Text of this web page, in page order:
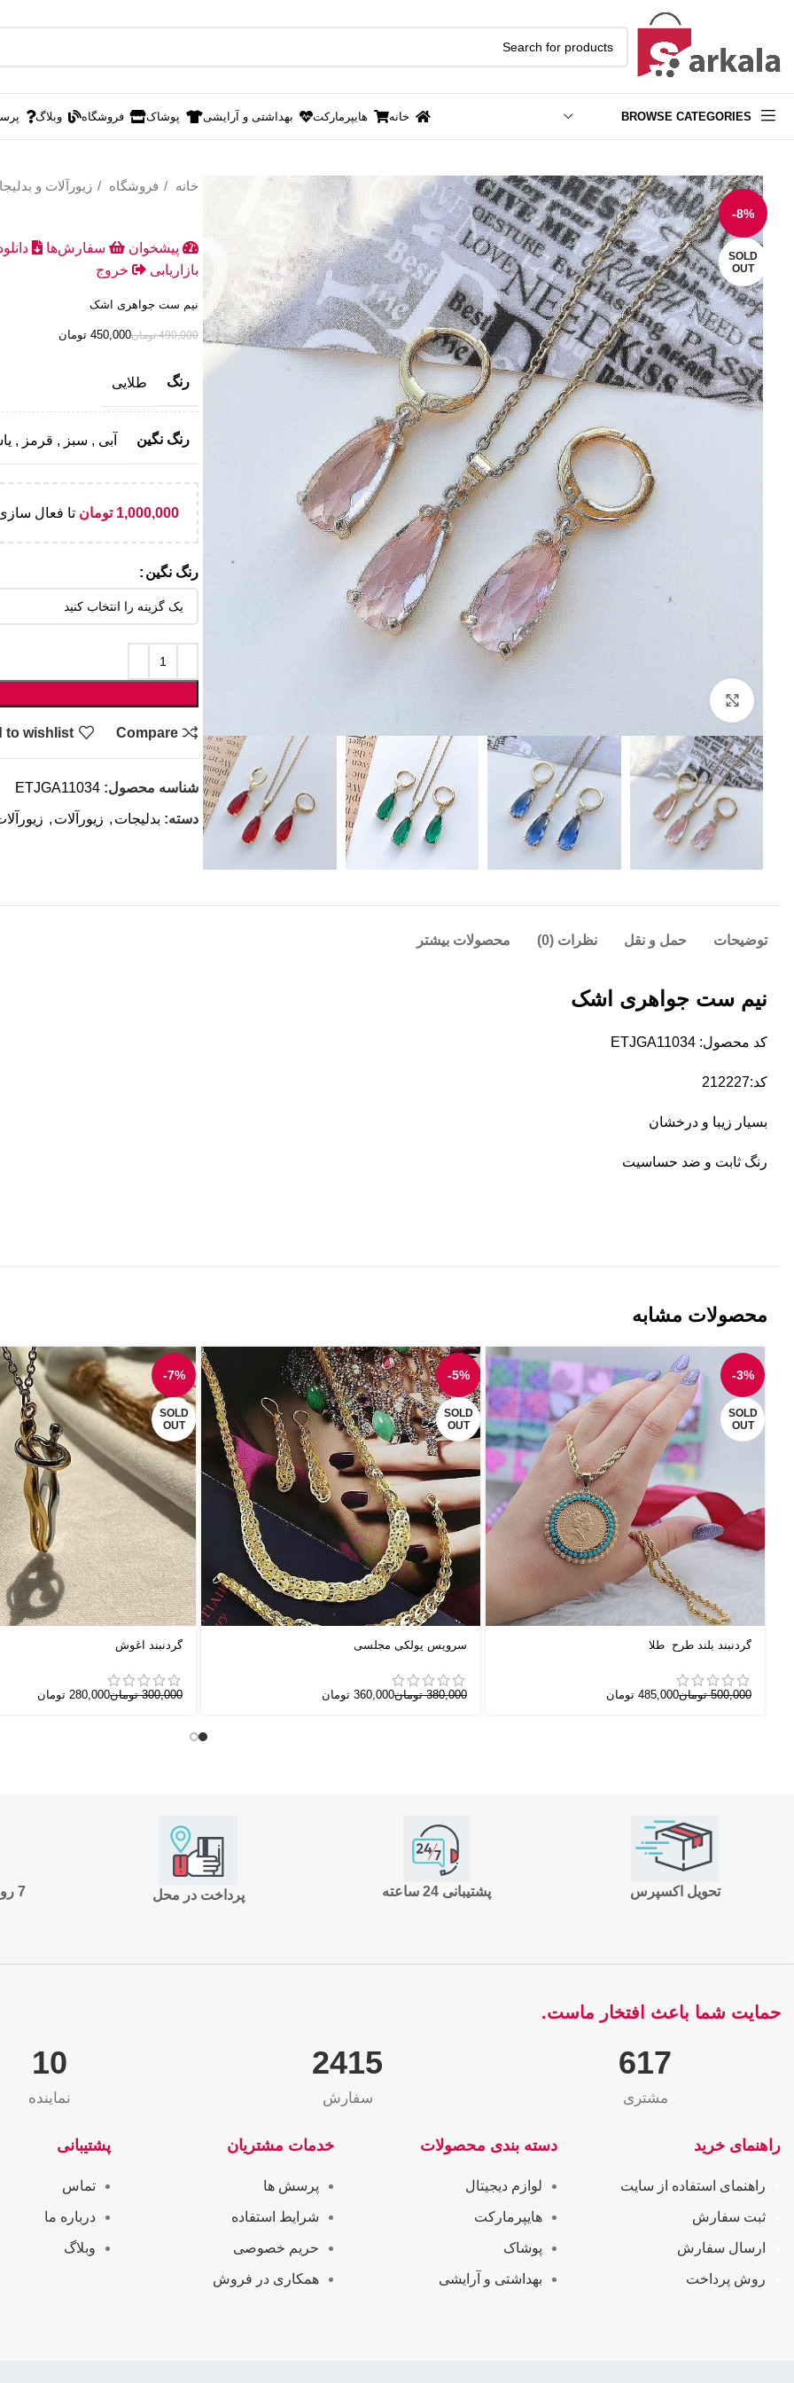
BROWSE CATEGORIES خانه هایپرمارکت بهداشتی و آرایشی پوشاک فروشگاه وبلاگ
-8%
SOLD
OUT
خانه فروشگاه زیورآلات و
پیشخوان سفارش‌ها
بازاریابی
خروج
نیم ست جواهری اشک
490,000 تومان450,000 تومان
رنگ طلایی
رنگ نگین آبی , سبز , قرمز ,
1,000,000 تومان تا فعال
رنگ نگین
Compare
to wishlist
شناسه محصول: ETJGA11034
دسته: بدلیجات , زیورآلات ,
توضیحات حمل و نقل نظرات (0) محصولات بیشتر
نیم ست جواهری اشک
کد محصول: ETJGA11034
کد:212227
بسیار زیبا و درخشان
رنگ ثابت و ضد حساسیت
محصولات مشابه
-3%
SOLD
OUT
گردنبند بلند طرح طلا
500,000 تومان485,000 تومان
-5%
SOLD
OUT
سرویس پولکی مجلسی
380,000 تومان360,000 تومان
-7%
SOLD
OUT
گردنبند آغوش
300,000 تومان280,000 تومان
7 روز ضمانت بازگشت پرداخت در محل پشتیبانی 24 ساعته تحویل اکسپرس
حمایت شما باعث افتخار ماست.
10
نماینده
2565
سفارش
655
مشتری
پشتیبانی
تماس
درباره ما
وبلاگ
خدمات مشتریان
پرسش ها
شرایط استفاده
حریم خصوصی
همکاری در فروش
دسته بندی محصولات
لوازم دیجیتال
هایپرمارکت
پوشاک
بهداشتی و آرایشی
راهنمای خرید
راهنمای استفاده از سایت
ثبت سفارش
ارسال سفارش
روش پرداخت